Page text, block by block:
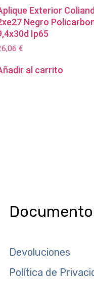
Exterior
Negro
Ip65
€
al carrito
Devoluciones
Política de